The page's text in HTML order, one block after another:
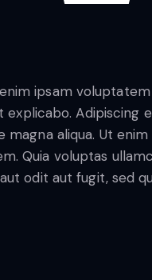
ipsam
explicabo. Adipiscing
aliqua. Ut
Quia voluptas
odit aut fugit, sed